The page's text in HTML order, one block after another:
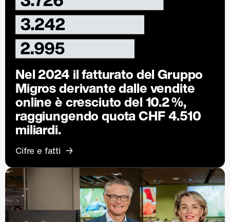
Nel 2024 il fatturato del Gruppo
Migros derivante dalle vendite
online è cresciuto del10.2 %,
raggiungendo quota CHF 4.510
miliardi.
Cifre e fatti